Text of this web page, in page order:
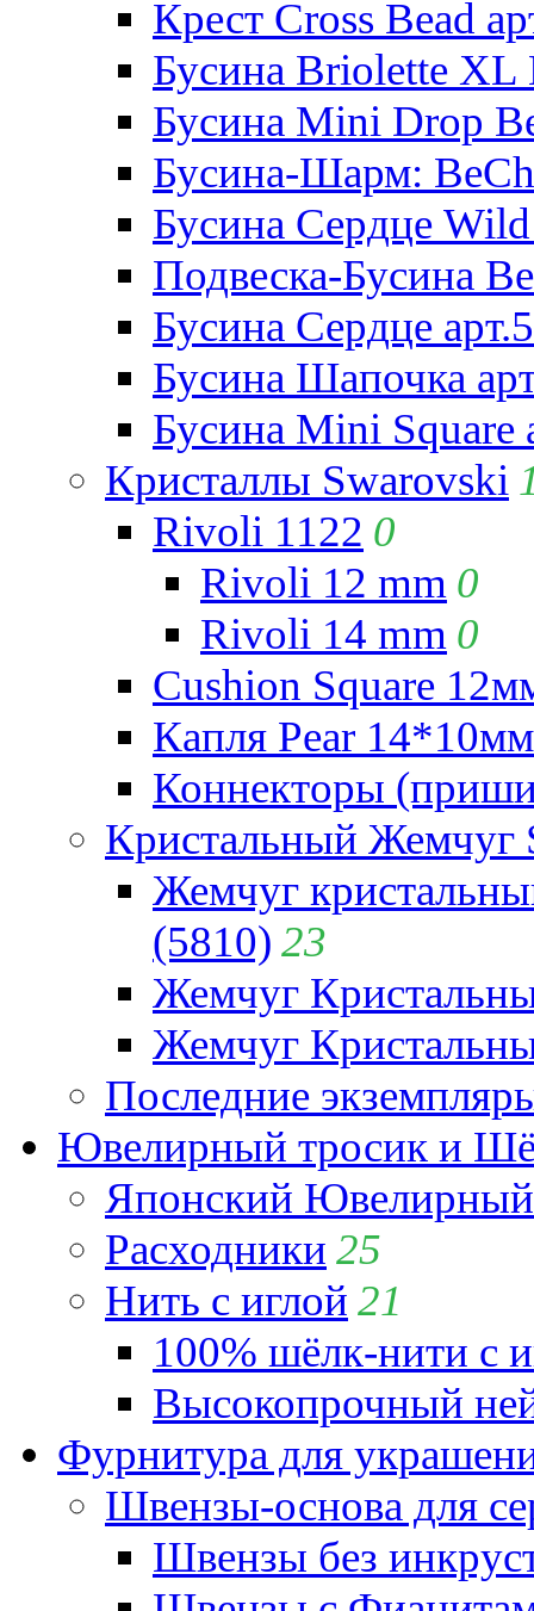
Крест Cross Bead
Бусина Briolette XL
Бусина Mini Drop
Бусина-Шарм:
Бусина Сердце
Подвеска-Бусина
Бусина Сердце
Бусина Шапочка
Бусина Mini Square
Кристаллы Swarovski
Rivoli 1122 0
Rivoli 12 mm 0
Rivoli 14 mm 0
Cushion Square
Капля Pear
Коннекторы
Кристальный Жемчуг
Жемчуг
(5810) 23
Жемчуг
Жемчуг
Последние
Ювелирный тросик и
Японский
Расходники 25
Нить с иглой 21
100% шёлк-нити с
Высокопрочный
Фурнитура для
Швензы-основа для
Швензы без